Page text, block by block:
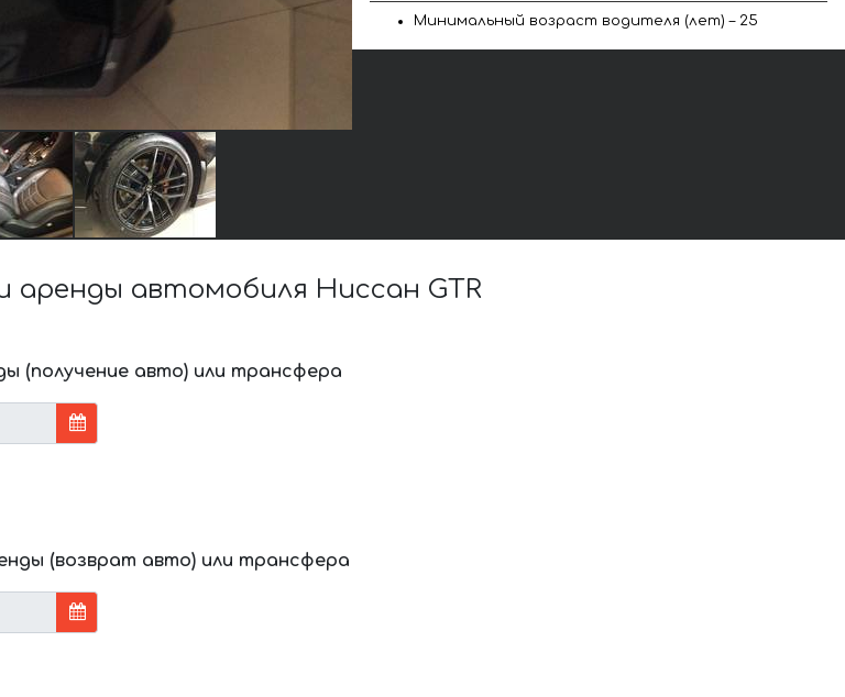
Минимальный возраст водителя (лет) – 25
автомобиля Ниссан GTR
(получение авто) или трансфера
(возврат авто) или трансфера